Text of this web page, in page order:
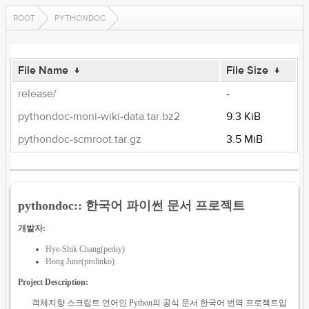
ROOT PYTHONDOC
File Name ↓ File Size ↓
release/
-
pythondoc-moni-wiki-data.tar.bz2
9.3 KiB
pythondoc-scmroot.tar.gz
3.5 MiB
pythondoc:: 한국어 파이썬 문서 프로젝트
개발자:
Hye-Shik Chang(perky)
Hong June(prolinko)
Project Description:
객체지향 스크립트 언어인 Python의 공식 문서 한국어 번역 프로젝트입